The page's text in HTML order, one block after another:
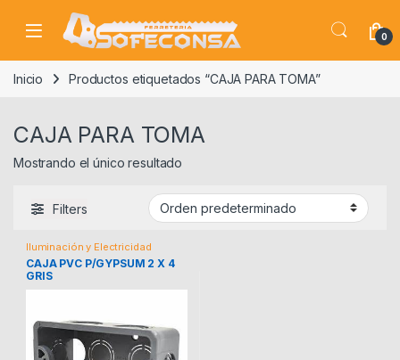
Skip to navigation
Skip to content
0
Inicio Productos etiquetados “CAJA PARA TOMA”
CAJA PARA TOMA
Mostrando el único resultado
Filters
Iluminación y Electricidad
CAJA PVC P/GYPSUM 2 X 4
GRIS